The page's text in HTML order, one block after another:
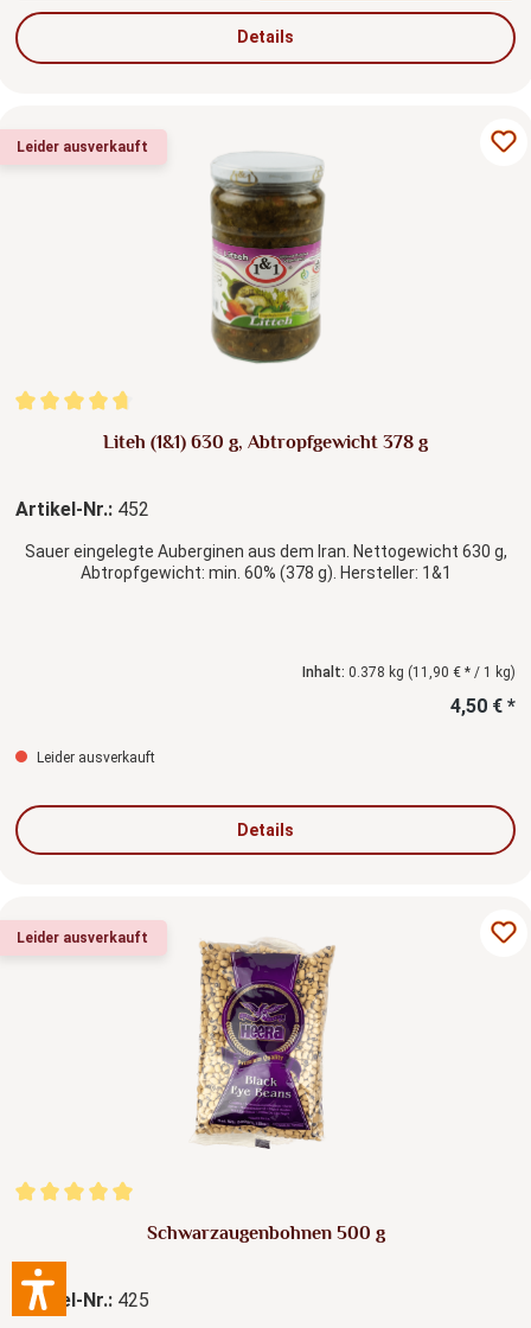
Details
Leider ausverkauft
Durchschnittliche Bewertung von 4.67 von 5 Sternen
Liteh (1&1) 630 g, Abtropfgewicht 378 g
Artikel-Nr.: 452
Sauer eingelegte Auberginen aus dem Iran. Nettogewicht 630 g,
Abtropfgewicht: min. 60% (378 g). Hersteller: 1&1
Inhalt: 0.378 kg (11,90 € * / 1 kg)
4,50 € *
Leider ausverkauft
Details
Leider ausverkauft
Durchschnittliche Bewertung von 5 von 5 Sternen
Schwarzaugenbohnen 500 g
Artikel-Nr.: 425